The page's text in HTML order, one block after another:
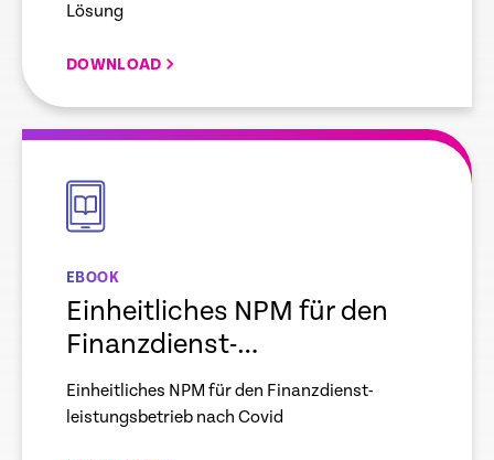
Lösung
DOWNLOAD
empty
EBOOK
Einheitliches NPM für den
Finanzdienst-
leistungsbetrieb nach Covid
Einheitliches NPM für den Finanzdienst-
leistungsbetrieb nach Covid